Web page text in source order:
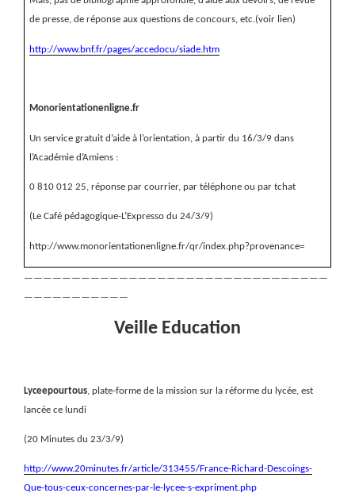
de presse, de réponse aux questions de concours, etc.(voir lien)
http://www.bnf.fr/pages/accedocu/siade.htm
Monorientationenligne.fr
Un service gratuit d’aide à l’orientation, à partir du 16/3/9 dans
l’Académie d’Amiens :
0 810 012 25, réponse par courrier, par téléphone ou par tchat
(Le Café pédagogique-L’Expresso du 24/3/9)
http://www.monorientationenligne.fr/qr/index.php?provenance=
————————————————————————————————
———————————
Veille Education
Lyceepourtous, plate-forme de la mission sur la réforme du lycée, est
lancée ce lundi
(20 Minutes du 23/3/9)
http://www.20minutes.fr/article/313455/France-Richard-Descoings-
Que-tous-ceux-concernes-par-le-lycee-s-expriment.php